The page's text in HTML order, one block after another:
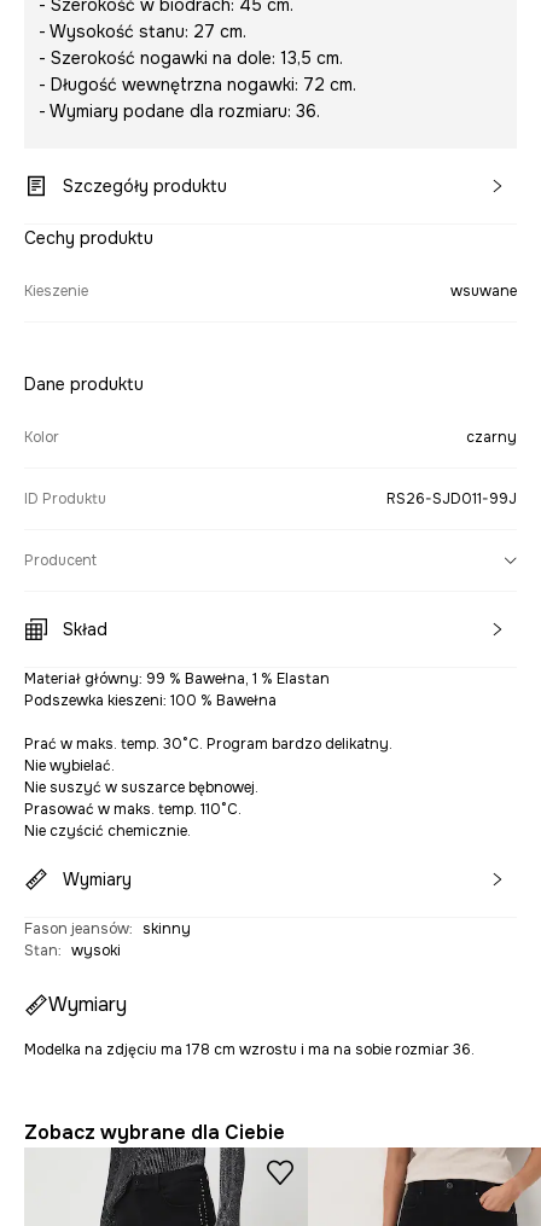
- Szerokość w biodrach: 45 cm.
- Wysokość stanu: 27 cm.
- Szerokość nogawki na dole: 13,5 cm.
- Długość wewnętrzna nogawki: 72 cm.
- Wymiary podane dla rozmiaru: 36.
Szczegóły produktu
Cechy produktu
Kieszenie wsuwane
Dane produktu
Kolor czarny
ID Produktu RS26-SJD011-99J
Producent
Skład
Materiał główny: 99 % Bawełna, 1 % Elastan
Podszewka kieszeni: 100 % Bawełna
Prać w maks. temp. 30°C. Program bardzo delikatny.
Nie wybielać.
Nie suszyć w suszarce bębnowej.
Prasować w maks. temp. 110°C.
Nie czyścić chemicznie.
Wymiary
Fason jeansów:
skinny
Stan: wysoki
Wymiary
Modelka na zdjęciu ma 178 cm wzrostu i ma na sobie rozmiar 36.
Zobacz wybrane dla Ciebie